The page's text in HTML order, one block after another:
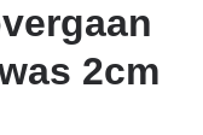
2cm